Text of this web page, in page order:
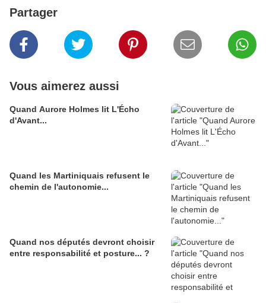
Partager
Vous aimerez aussi
Quand Aurore Holmes lit L'Écho
d'Avant...
Quand les Martiniquais refusent le
chemin de l'autonomie...
Quand nos députés devront choisir
entre responsabilité et posture... ?